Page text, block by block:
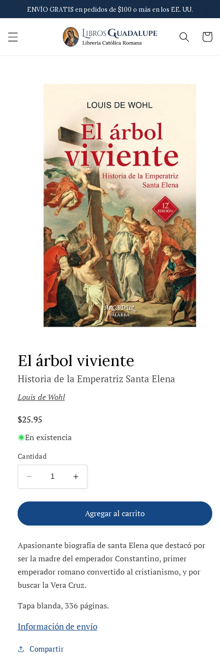
directamente
al contenido
ENVÍO GRATIS en pedidos de $100 o más en los EE. UU.
Carrito
El árbol viviente
Historia de la Emperatriz Santa Elena
Louis de Wohl
Precio
habitual
$25.95
En existencia
Cantidad
Reducir
cantidad
para
árbol
Aumentar
cantidad
para
árbol
Agregar al carrito
Apasionante biografía de santa Elena que destacó por
ser la madre del emperador Constantino, primer
emperador romano convertido al cristianismo, y por
buscar la Vera Cruz.
Tapa blanda, 336 páginas.
Información de envío
Compartir